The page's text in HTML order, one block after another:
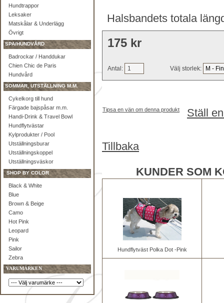
Hundtrappor
Leksaker
Matskålar & Underlägg
Övrigt
SPA/HUNDVÅRD
Badrockar / Handdukar
Chien Chic de Paris
Hundvård
SOMMAR, UTSTÄLLNING M.M.
Cykelkorg till hund
Färgade bajspåsar m.m.
Handi-Drink & Travel Bowl
Hundflytvästar
Kylprodukter / Pool
Utställningsburar
Utställningskoppel
Utställningsväskor
SHOP BY COLOR
Black & White
Blue
Brown & Beige
Camo
Hot Pink
Leopard
Pink
Sailor
Zebra
VARUMÄRKEN
Halsbandets totala
175 kr
Antal: Välj storlek:
Tipsa en vän om denna produkt Ställ
Tillbaka
KUNDER SOM
Hundflytväst Polka Dot -Pink